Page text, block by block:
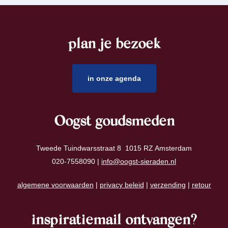
plan je bezoek
in onze agenda
Oogst goudsmeden
Tweede Tuindwarsstraat 8 1015 RZ Amsterdam
020-7558090 | info@oogst-sieraden.nl
algemene voorwaarden | privacy beleid | verzending | retour
inspiratiemail ontvangen?